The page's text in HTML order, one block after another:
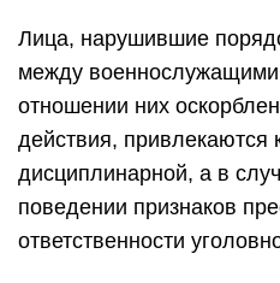
Лица, нарушившие
между
отношении них
действия, привлекаются
дисциплинарной, а в
поведении признаков
ответственности